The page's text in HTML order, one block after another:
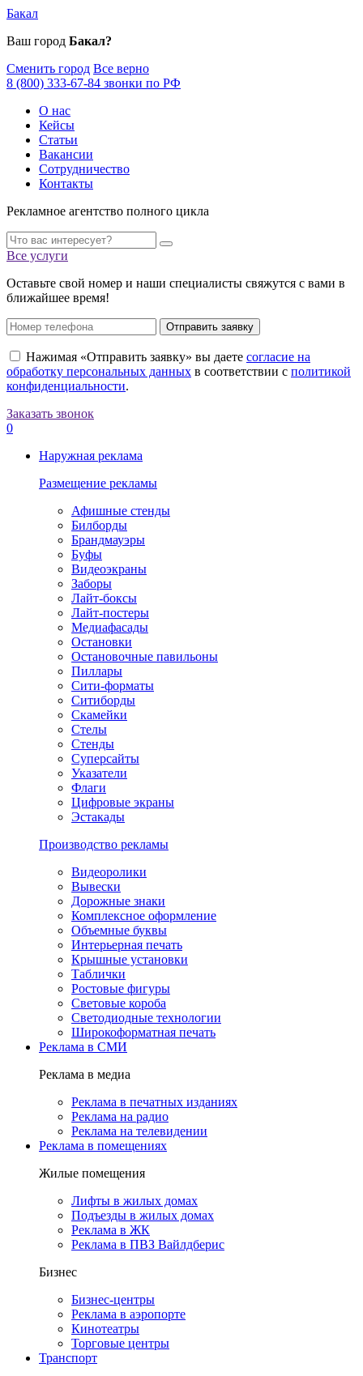
Бакал
Ваш город Бакал?
Сменить город Все верно
8 (800) 333-67-84 звонки по РФ
О нас
Кейсы
Статьи
Вакансии
Сотрудничество
Контакты
Рекламное агентство полного цикла
Все услуги
Оставьте свой номер и наши специалисты свяжутся с вами в
ближайшее время!
Отправить заявку
Нажимая «Отправить заявку» вы даете согласие на
обработку персональных данных в соответствии с политикой
конфиденциальности.
Заказать звонок
0
Наружная реклама
Размещение рекламы
Афишные стенды
Билборды
Брандмауэры
Буфы
Видеоэкраны
Заборы
Лайт-боксы
Лайт-постеры
Медиафасады
Остановки
Остановочные павильоны
Пиллары
Сити-форматы
Ситиборды
Скамейки
Стелы
Стенды
Суперсайты
Указатели
Флаги
Цифровые экраны
Эстакады
Производство рекламы
Видеоролики
Вывески
Дорожные знаки
Комплексное оформление
Объемные буквы
Интерьерная печать
Крышные установки
Таблички
Ростовые фигуры
Световые короба
Светодиодные технологии
Широкоформатная печать
Реклама в СМИ
Реклама в медиа
Реклама в печатных изданиях
Реклама на радио
Реклама на телевидении
Реклама в помещениях
Жилые помещения
Лифты в жилых домах
Подъезды в жилых домах
Реклама в ЖК
Реклама в ПВЗ Вайлдберис
Бизнес
Бизнес-центры
Реклама в аэропорте
Кинотеатры
Торговые центры
Транспорт